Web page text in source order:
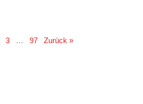
3 … 97 Zurück »